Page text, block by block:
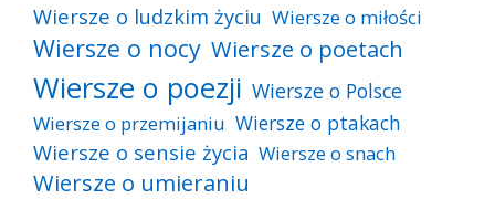
Wiersze o ludzkim życiu Wiersze o miłości
Wiersze o nocy Wiersze o poetach
Wiersze o poezji Wiersze o Polsce
Wiersze o przemijaniu Wiersze o ptakach
Wiersze o sensie życia Wiersze o snach
Wiersze o umieraniu